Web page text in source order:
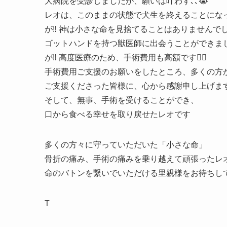
レオは、このままの状態で犬生を終えることに
が‼️ 神は小さな命を見捨てることはありませんで
ゴットハンドを持つ獣医師に出会うことができま
が‼️ 高度医療のため、手術費用も高額です😵‍💫
手術費用ご支援のお願いをしたところ、多くの方
ご支援くださった皆様に、心から感謝申し上げま
そして、無事、手術を受けることができ、
口から食べる幸せを取り戻せたレオです
多くの方々に守っていただいた「小さな命」
骨折の痛み、手術の痛みを乗り越えて頑張ったレ
命のバトンを繋いでいただける里親様をお待ちし
T